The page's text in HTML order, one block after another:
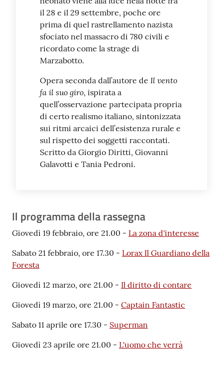
il 28 e il 29 settembre, poche ore
prima di quel rastrellamento nazista
sfociato nel massacro di 780 civili e
ricordato come la strage di
Marzabotto.
Opera seconda dall’autore de Il vento
fa il suo giro, ispirata a
quell’osservazione partecipata propria
di certo realismo italiano, sintonizzata
sui ritmi arcaici dell’esistenza rurale e
sul rispetto dei soggetti raccontati.
Scritto da Giorgio Diritti, Giovanni
Galavotti e Tania Pedroni.
Il programma della rassegna
Giovedì 19 febbraio, ore 21.00 - La zona d'interesse
Sabato 21 febbraio, ore 17.30 - Lorax Il Guardiano della
Foresta
Giovedì 12 marzo, ore 21.00 - Il diritto di contare
Giovedì 19 marzo, ore 21.00 - Captain Fantastic
Sabato 11 aprile ore 17.30 - Superman
Giovedì 23 aprile ore 21.00 - L'uomo che verrà